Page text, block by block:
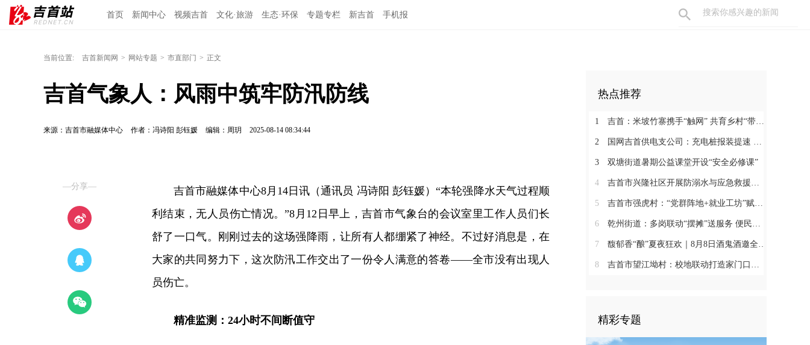
首页 新闻中心 视频吉首 文化·旅游 生态·环保 专题专栏 新吉首 手机报
当前位置: 吉首新闻网 > 网站专题 > 市直部门 > 正文
吉首气象人：风雨中筑牢防汛防线
来源：吉首市融媒体中心 作者：冯诗阳 彭钰媛 编辑：周玥 2025-08-14 08:34:44
—分享—
吉首市融媒体中心8月14日讯（通讯员 冯诗阳 彭钰媛）“本轮强降水天气过程顺
利结束，无人员伤亡情况。”8月12日早上，吉首市气象台的会议室里工作人员们长
舒了一口气。刚刚过去的这场强降雨，让所有人都绷紧了神经。不过好消息是，在
大家的共同努力下，这次防汛工作交出了一份令人满意的答卷——全市没有出现人
员伤亡。
精准监测：24小时不间断值守
热点推荐
1 吉首：米坡竹寨携手“触网” 共育乡村“带货主播”
2 国网吉首供电支公司：充电桩报装提速 护航绿色安全出行
3 双塘街道暑期公益课堂开设“安全必修课”
4 吉首市兴隆社区开展防溺水与应急救援知识培训
5 吉首市强虎村：“党群阵地+就业工坊”赋能乡村振兴
6 乾州街道：多岗联动“摆摊”送服务 便民宣传暖人心
7 馥郁香“酿”夏夜狂欢｜8月8日酒鬼酒邀全城“燃”爆湘西主场夜
8 吉首市望江坳村：校地联动打造家门口红色课堂
精彩专题